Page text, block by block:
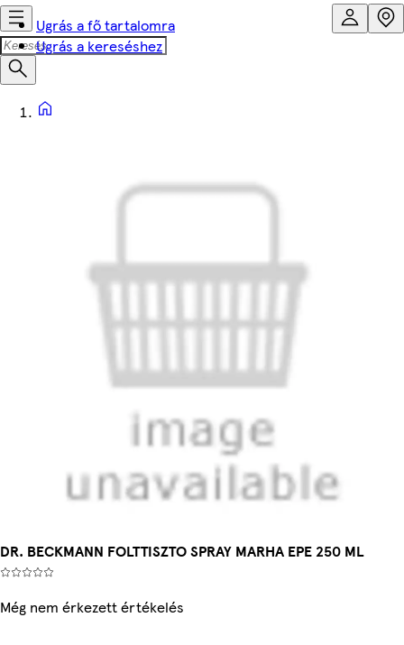
Ugrás a fő tartalomra
Ugrás a kereséshez
DR. BECKMANN FOLTTISZTO SPRAY MARHA EPE 250 ML
Még nem érkezett értékelés